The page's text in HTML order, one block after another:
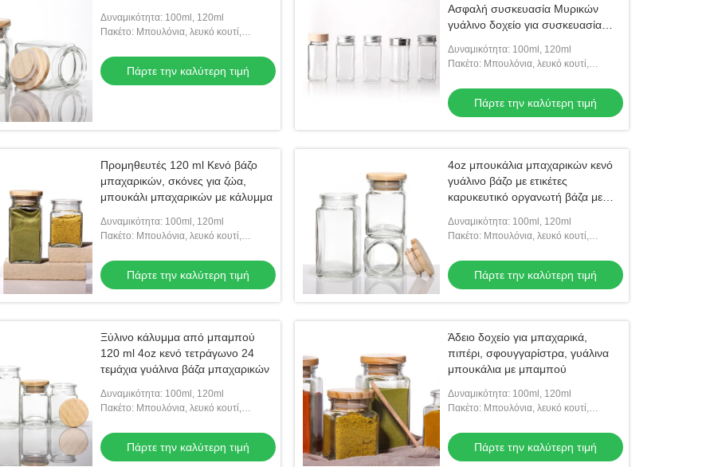
κάλυμμα
καλύτερη τιμή
Δυναμικότητα: 100ml, 120ml
Πακέτο: Μπουλόνια, λευκό κουτί,
Πάρτε την καλύτερη τιμή
Ασφαλή συσκευασία Μυρικών
γυάλινο δοχείο για συσκευασία
Δυναμικότητα: 100ml, 120ml
Πακέτο: Μπουλόνια, λευκό κουτί,
Πάρτε την καλύτερη τιμή
Προμηθευτές 120 ml Κενό βάζο
μπαχαρικών, σκόνες για ζώα,
μπουκάλι μπαχαρικών με κάλυμμα
Δυναμικότητα: 100ml, 120ml
Πακέτο: Μπουλόνια, λευκό κουτί,
Πάρτε την καλύτερη τιμή
4oz μπουκάλια μπαχαρικών κενό
γυάλινο βάζο με ετικέτες
καρυκευτικό οργανωτή βάζα με
Δυναμικότητα: 100ml, 120ml
Πακέτο: Μπουλόνια, λευκό κουτί,
Πάρτε την καλύτερη τιμή
Ξύλινο κάλυμμα από μπαμπού
120 ml 4oz κενό τετράγωνο 24
τεμάχια γυάλινα βάζα μπαχαρικών
Δυναμικότητα: 100ml, 120ml
Πακέτο: Μπουλόνια, λευκό κουτί,
Πάρτε την καλύτερη τιμή
Άδειο δοχείο για μπαχαρικά,
πιπέρι, σφουγγαρίστρα, γυάλινα
μπουκάλια με μπαμπού
Δυναμικότητα: 100ml, 120ml
Πακέτο: Μπουλόνια, λευκό κουτί,
Πάρτε την καλύτερη τιμή